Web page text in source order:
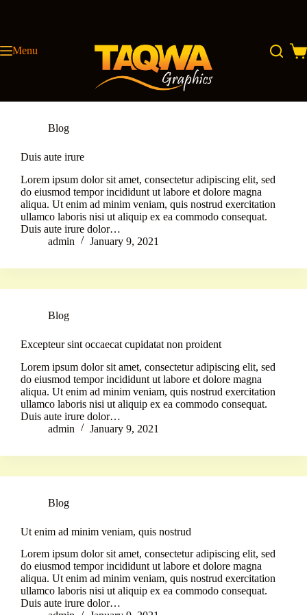
Menu
Blog
Duis aute irure
Lorem ipsum dolor sit amet, consectetur adipiscing elit, sed
do eiusmod tempor incididunt ut labore et dolore magna
aliqua. Ut enim ad minim veniam, quis nostrud exercitation
ullamco laboris nisi ut aliquip ex ea commodo consequat.
Duis aute irure dolor…
admin
January 9, 2021
Blog
Excepteur sint occaecat cupidatat non proident
Lorem ipsum dolor sit amet, consectetur adipiscing elit, sed
do eiusmod tempor incididunt ut labore et dolore magna
aliqua. Ut enim ad minim veniam, quis nostrud exercitation
ullamco laboris nisi ut aliquip ex ea commodo consequat.
Duis aute irure dolor…
admin
January 9, 2021
Blog
Ut enim ad minim veniam, quis nostrud
Lorem ipsum dolor sit amet, consectetur adipiscing elit, sed
do eiusmod tempor incididunt ut labore et dolore magna
aliqua. Ut enim ad minim veniam, quis nostrud exercitation
ullamco laboris nisi ut aliquip ex ea commodo consequat.
Duis aute irure dolor…